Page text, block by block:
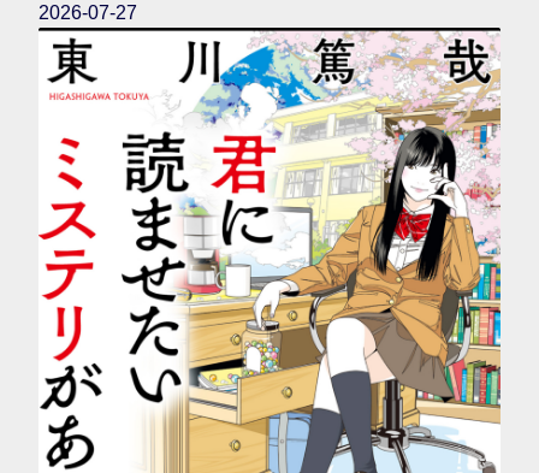
2026-07-27